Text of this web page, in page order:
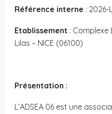
Référence interne : 2026-
Etablissement : Complexe
Lilas – NICE (06100)
Présentation :
L’ADSEA 06 est une